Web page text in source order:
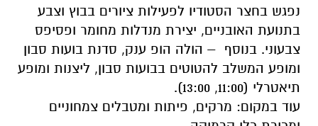
תיאטרלי (11:00, 13:00).
עוד במקום: מרקים, פיתות ומטבלים צמחוניים
ומכירת כלי קרמיקה.
איפה: מושב תאשור
מתי: שבת, 22/2/2020, 10:00-15:00